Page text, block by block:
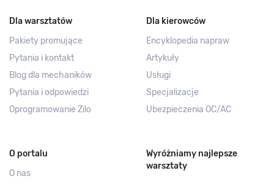
Dla warsztatów
Pakiety promujące
Pytania i kontakt
Blog dla mechaników
Pytania i odpowiedzi
Oprogramowanie Zilo
Dla kierowców
Encyklopedia napraw
Artykuły
Usługi
Specjalizacje
Ubezpieczenia OC/AC
O portalu
O nas
Wyróżniamy najlepsze
warsztaty